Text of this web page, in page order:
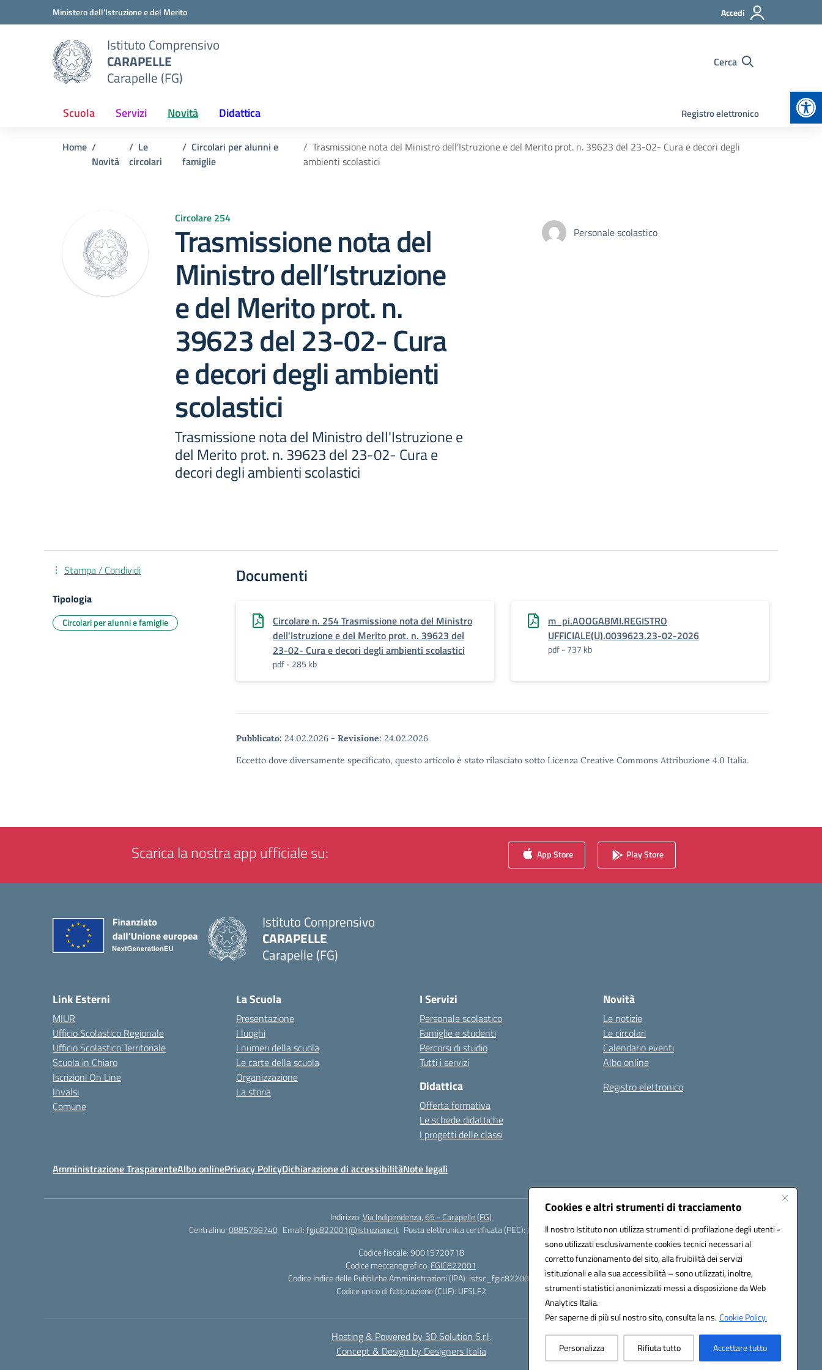
Cookies e altri strumenti di tracciamento
Il nostro Istituto non utilizza strumenti di profilazione degli utenti -
sono utilizzati esclusivamente cookies tecnici necessari al
corretto funzionamento del sito, alla fruibilità dei servizi
istituzionali e alla sua accessibilità – sono utilizzati, inoltre,
strumenti statistici anonimizzati messi a disposizione da Web
Analytics Italia.
Per saperne di più sul nostro sito, consulta la ns.Cookie Policy.
Personalizza Rifiuta tutto Accettare tutto
Vai ai contenuti
Vai al menu di navigazioneMinistero dell'Istruzione e del Merito Accedi
Istituto Comprensivo
CARAPELLE
Carapelle (FG)
Cerca
Scuola Servizi Novità Didattica Registro elettronico
Home
Novità
Le
circolari
Circolari per alunni e
famiglie
Trasmissione nota del Ministro dell’Istruzione e del Merito prot. n. 39623 del 23-02- Cura e decori degli
ambienti scolastici
Circolare 254
Trasmissione nota del
Ministro dell’Istruzione
e del Merito prot. n.
39623 del 23-02- Cura
e decori degli ambienti
scolastici
Trasmissione nota del Ministro dell'Istruzione e
del Merito prot. n. 39623 del 23-02- Cura e
decori degli ambienti scolastici
Personale scolastico
Documenti
Circolare n. 254 Trasmissione nota del Ministro
dell'Istruzione e del Merito prot. n. 39623 del
23-02- Cura e decori degli ambienti scolastici
pdf - 285 kb
m_pi.AOOGABMI.REGISTRO
UFFICIALE(U).0039623.23-02-2026
pdf - 737 kb
Pubblicato: 24.02.2026 - Revisione: 24.02.2026
Eccetto dove diversamente specificato, questo articolo è stato rilasciato sotto Licenza Creative Commons Attribuzione 4.0 Italia.
Stampa / Condividi
Tipologia
Circolari per alunni e famiglie
Scarica la nostra app ufficiale su: App Store Play Store
Istituto Comprensivo
CARAPELLE
Carapelle (FG)
Link Esterni
MIUR
Ufficio Scolastico Regionale
Ufficio Scolastico Territoriale
Scuola in Chiaro
Iscrizioni On Line
Invalsi
Comune
La Scuola
Presentazione
I luoghi
I numeri della scuola
Le carte della scuola
Organizzazione
La storia
I Servizi
Personale scolastico
Famiglie e studenti
Percorsi di studio
Tutti i servizi
Didattica
Offerta formativa
Le schede didattiche
I progetti delle classi
Novità
Le notizie
Le circolari
Calendario eventi
Albo online
Registro elettronico
Amministrazione TrasparenteAlbo onlinePrivacy PolicyDichiarazione di accessibilitàNote legali
Indirizzo:Via Indipendenza, 65 - Carapelle (FG)
Centralino:0885799740 Email:fgic822001@istruzione.it Posta elettronica certificata (PEC):fgic822001@pec.istruzione.it
Codice fiscale: 90015720718
Codice meccanografico: FGIC822001
Codice Indice delle Pubbliche Amministrazioni (IPA): istsc_fgic822001
Codice unico di fatturazione (CUF): UFSLF2
Hosting & Powered by 3D Solution S.r.l.
Concept & Design by Designers Italia